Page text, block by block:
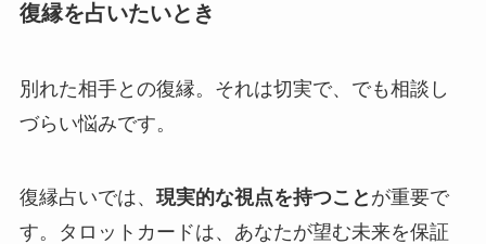
復縁を占いたいとき
別れた相手との復縁。それは切実で、でも相談し
づらい悩みです。
復縁占いでは、 現実的な視点を持つこと が重要で
す。タロットカードは、あなたが望む未来を保証